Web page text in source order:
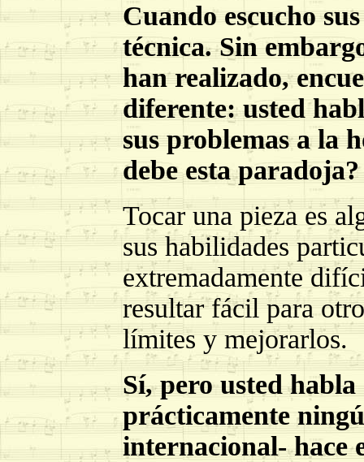
Cuando escucho
técnica. Sin
han realizado,
diferente: usted
sus problemas a la
debe esta paradoja?
Tocar una pieza es
sus habilidades
extremadamente
resultar fácil para
límites y mejorarlos.
Sí, pero usted habla
prácticamente
internacional- hace